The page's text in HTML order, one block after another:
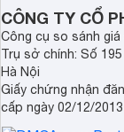
CÔNG TY CỔ
Công cụ so sánh
Trụ sở chính: Số
Hà Nội
Giấy chứng nhận
cấp ngày 02/12/2013